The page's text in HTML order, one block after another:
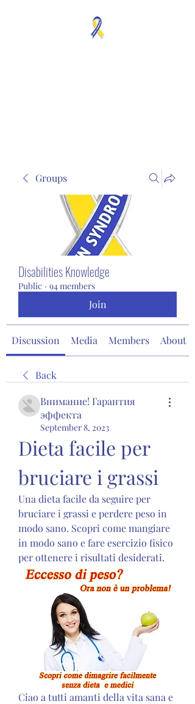
Groups
Disabilities Knowledge
Public · 94 members
Join
Discussion Media Members About
Back
Внимание! Гарантия
эффекта
September 8, 2023
Dieta facile per
bruciare i grassi
Una dieta facile da seguire per
bruciare i grassi e perdere peso in
modo sano. Scopri come mangiare
in modo sano e fare esercizio fisico
per ottenere i risultati desiderati.
Ciao a tutti amanti della vita sana e